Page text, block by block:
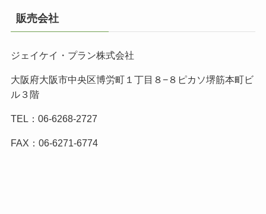
販売会社
ジェイケイ・プラン株式会社
大阪府大阪市中央区博労町１丁目８−８ピカソ堺筋本町ビ
ル３階
TEL：06-6268-2727
FAX：06-6271-6774